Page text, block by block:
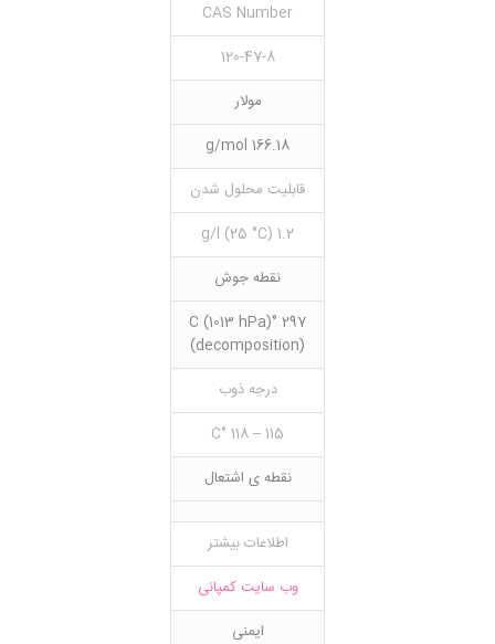
CAS Number
120-47-8
مولار
166.18 g/mol
قابلیت محلول شدن
1.2 g/l (25 °C)
نقطه جوش
297 °C (1013 hPa)
(decomposition)
درجه ذوب
115 – 118 °C
نقطه ی اشتعال
اطلاعات بیشتر
وب سایت کمپانی
ایمنی